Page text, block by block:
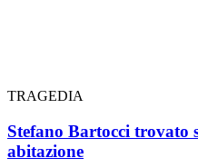
TRAGEDIA
Stefano Bartocci trovato
abitazione